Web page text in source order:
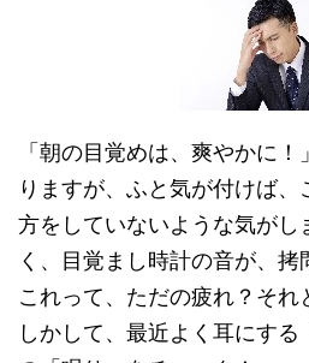
「朝の目覚めは、爽やかに
りますが、ふと気が付けば
方をしていないような気がし
く、目覚まし時計の音が、
これって、ただの疲れ？それ
しかして、最近よく耳にす